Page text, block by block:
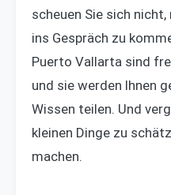
scheuen Sie sich
ins Gespräch zu
Puerto Vallarta sind
und sie werden Ihnen
Wissen teilen. Und
kleinen Dinge zu
machen.